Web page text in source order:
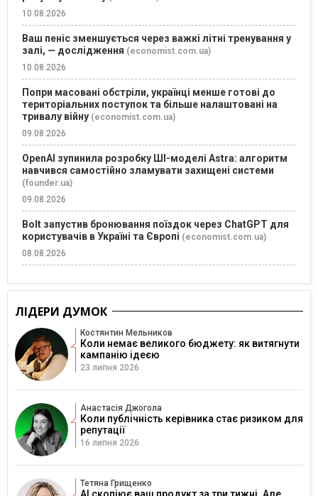
10.08.2026
Ваш пеніс зменшується через важкі літні тренування у
залі, — дослідження (economist.com.ua)
10.08.2026
Попри масовані обстріли, українці менше готові до
територіальних поступок та більше налаштовані на
тривалу війну (economist.com.ua)
09.08.2026
OpenAI зупинила розробку ШІ-моделі Astra: алгоритм
навчився самостійно зламувати захищені системи
(founder.ua)
09.08.2026
Bolt запустив бронювання поїздок через ChatGPT для
користувачів в Україні та Європі (economist.com.ua)
08.08.2026
ЛІДЕРИ ДУМОК
Костянтин Мельников
Коли немає великого бюджету: як витягнути
кампанію ідеєю
23 липня 2026
Анастасія Джогола
Коли публічність керівника стає ризиком для
репутації
16 липня 2026
Тетяна Грищенко